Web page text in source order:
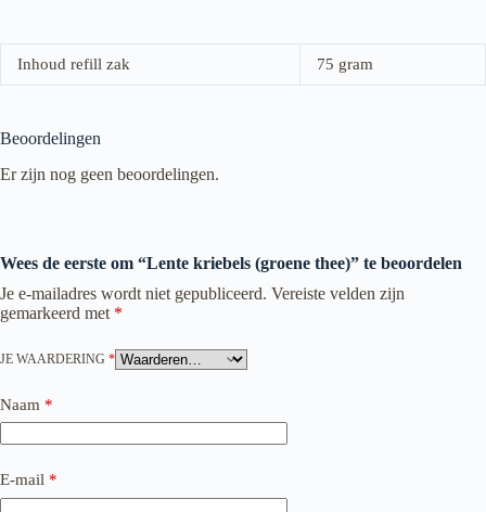
Inhoud refill zak 75 gram
Beoordelingen
Er zijn nog geen beoordelingen.
Wees de eerste om “Lente kriebels (groene thee)” te beoordelen
Je e-mailadres wordt niet gepubliceerd. Vereiste velden zijn
gemarkeerd met *
JE WAARDERING *
Naam *
E-mail *